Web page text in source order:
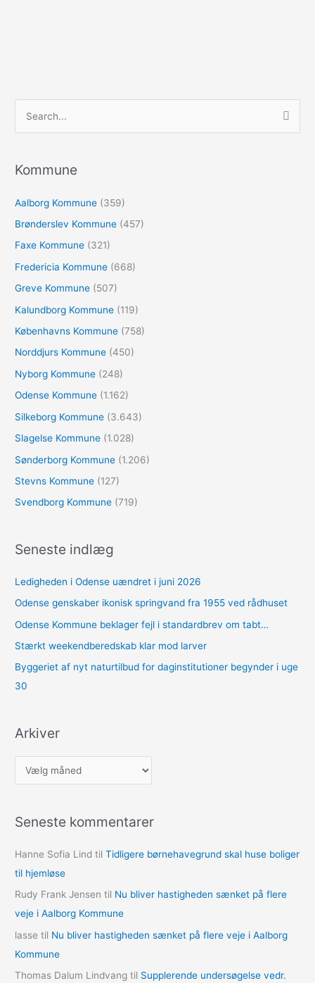
e
t
e
r
Kommune
Aalborg Kommune (359)
Brønderslev Kommune (457)
Faxe Kommune (321)
Fredericia Kommune (668)
Greve Kommune (507)
Kalundborg Kommune (119)
Københavns Kommune (758)
Norddjurs Kommune (450)
Nyborg Kommune (248)
Odense Kommune (1.162)
Silkeborg Kommune (3.643)
Slagelse Kommune (1.028)
Sønderborg Kommune (1.206)
Stevns Kommune (127)
Svendborg Kommune (719)
Seneste indlæg
Ledigheden i Odense uændret i juni 2026
Odense genskaber ikonisk springvand fra 1955 ved rådhuset
Odense Kommune beklager fejl i standardbrev om tabt…
Stærkt weekendberedskab klar mod larver
Byggeriet af nyt naturtilbud for daginstitutioner begynder i uge
30
Arkiver
r
i
e
r
Seneste kommentarer
Hanne Sofia Lind tilTidligere børnehavegrund skal huse boliger
til hjemløse
Rudy Frank Jensen til Nu bliver hastigheden sænket på flere
veje i Aalborg Kommune
lasse til Nu bliver hastigheden sænket på flere veje i Aalborg
Kommune
Thomas Dalum Lindvang til Supplerende undersøgelse vedr.